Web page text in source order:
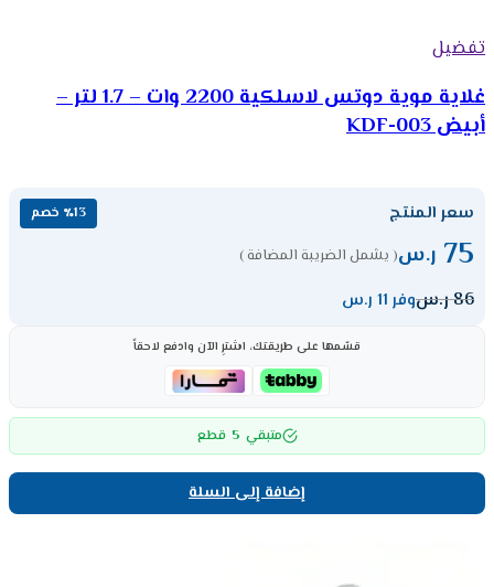
تفضيل
غلاية موية دوتس لاسلكية 2200 وات – 1.7 لتر –
أبيض KDF-003
سعر المنتج ٪13 خصم
75 ر.س( يشمل الضريبة المضافة )
86ر.سوفر 11 ر.س
قسّمها على طريقتك، اشترِ الآن وادفع لاحقاً
متبقي 5 قطع
إضافة إلى السلة